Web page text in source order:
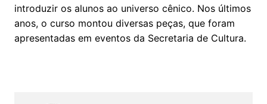
introduzir os alunos ao universo cênico. Nos últimos
anos, o curso montou diversas peças, que foram
apresentadas em eventos da Secretaria de Cultura.